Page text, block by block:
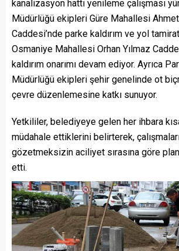
kanalizasyon hattı yenileme çalışması
Müdürlüğü ekipleri Güre Mahallesi Ahmet
Caddesi’nde parke kaldırım ve yol
Osmaniye Mahallesi Orhan Yılmaz
kaldırım onarımı devam ediyor. Ayrıca
Müdürlüğü ekipleri şehir genelinde ot
çevre düzenlemesine katkı sunuyor.
Yetkililer, belediyeye gelen her ihbara
müdahale ettiklerini belirterek,
gözetmeksizin aciliyet sırasına göre
etti.